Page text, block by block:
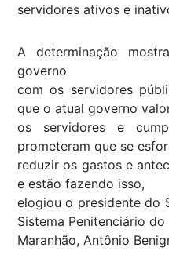
servidores ativos e
A determinação
governo
com os servidores
que o atual governo
os servidores e
prometeram que se
reduzir os gastos e
e estão fazendo isso,
elogiou o presidente do
Sistema Penitenciário do
Maranhão, Antônio